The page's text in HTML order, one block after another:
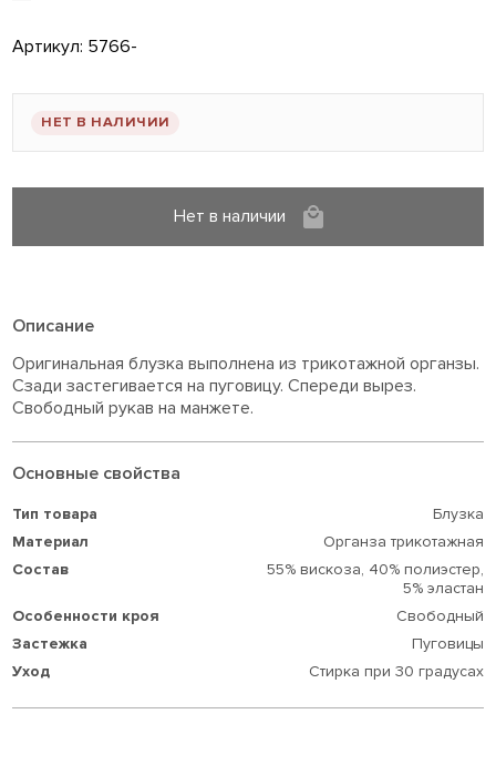
Артикул: 5766-
НЕТ В НАЛИЧИИ
Нет в наличии
Описание
Оригинальная блузка выполнена из трикотажной органзы.
Сзади застегивается на пуговицу. Спереди вырез.
Свободный рукав на манжете.
Основные свойства
Тип товара
Блузка
Материал
Органза трикотажная
Состав
55% вискоза, 40% полиэстер,
5% эластан
Особенности кроя
Свободный
Застежка
Пуговицы
Уход
Стирка при 30 градусах